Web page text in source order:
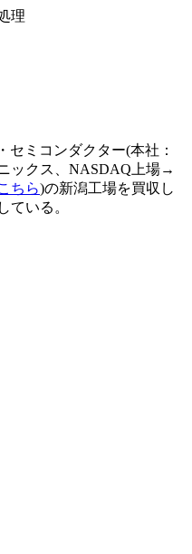
理
セミコンダクター(本社：
ックス、NASDAQ上場→
ちら)の新潟工場を買収し
ている。